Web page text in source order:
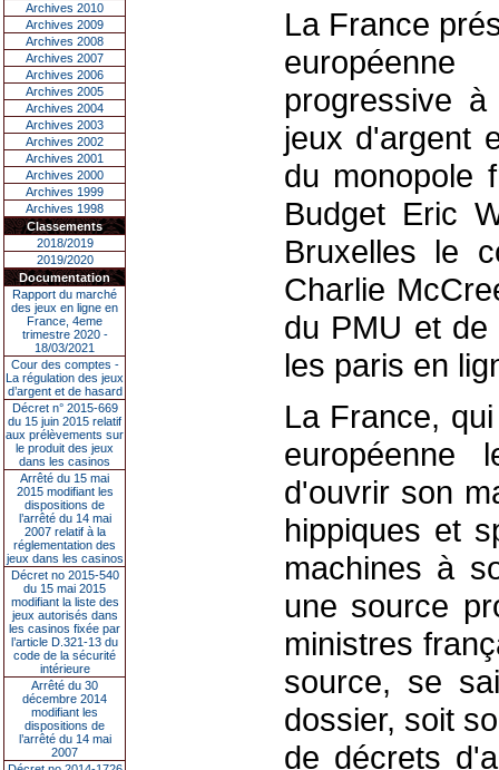
Archives 2010
Archives 2009
Archives 2008
Archives 2007
Archives 2006
Archives 2005
Archives 2004
Archives 2003
Archives 2002
Archives 2001
Archives 2000
Archives 1999
Archives 1998
Classements
2018/2019
2019/2020
Documentation
Rapport du marché
des jeux en ligne en
France, 4eme
trimestre 2020 -
18/03/2021
Cour des comptes -
La régulation des jeux
d’argent et de hasard
Décret n° 2015-669
du 15 juin 2015 relatif
aux prélèvements sur
le produit des jeux
dans les casinos
Arrêté du 15 mai
2015 modifiant les
dispositions de
l’arrêté du 14 mai
2007 relatif à la
réglementation des
jeux dans les casinos
Décret no 2015-540
du 15 mai 2015
modifiant la liste des
jeux autorisés dans
les casinos fixée par
l’article D.321-13 du
code de la sécurité
intérieure
Arrêté du 30
décembre 2014
modifiant les
dispositions de
l’arrêté du 14 mai
2007
La France
progressive
jeux d'argent
du monopole
Budget Eric
Bruxelles le
Charlie
du PMU et
les paris en
La France,
européenne
d'ouvrir son
hippiques et
machines à
une source
ministres
source, se
dossier, soit
de décrets